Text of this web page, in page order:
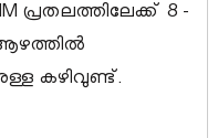
പ്രതലത്തിലേക്ക് 8 -
ആഴത്തിൽ
കഴിവുണ്ട്.